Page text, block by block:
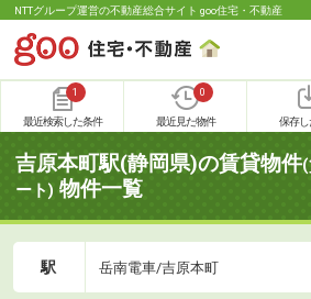
NTTグループ運営の不動産総合サイト goo住宅・不動産
1
最近検索した条件
0
最近見た物件 保存し
吉原本町駅(静岡県)の賃貸物件
ート) 物件一覧
駅 岳南電車/吉原本町